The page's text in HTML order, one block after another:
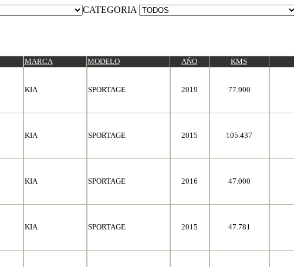
CATEGORIA
MARCA MODELO AÑO KMS
KIA SPORTAGE 2019 77.900
KIA SPORTAGE 2015 105.437
KIA SPORTAGE 2016 47.000
KIA SPORTAGE 2015 47.781